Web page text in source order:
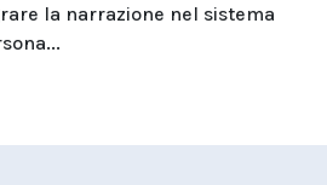
la narrazione nel sistema